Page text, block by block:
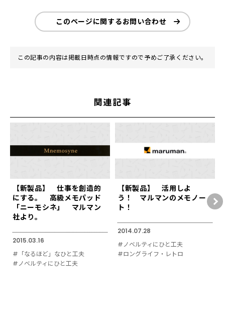
このページに関するお問い合わせ
この記事の内容は掲載日時点の情報ですので予めご了承ください。
関連記事
【新製品】 仕事を創造的
にする。 高級メモパッド
「ニーモシネ」 マルマン
社より。
2015.03.16
#「なるほど」なひと工夫
#ノベルティにひと工夫
【新製品】 活用しよ
う！ マルマンのメモノー
ト！
2014.07.28
#ノベルティにひと工夫
#ロングライフ・レトロ